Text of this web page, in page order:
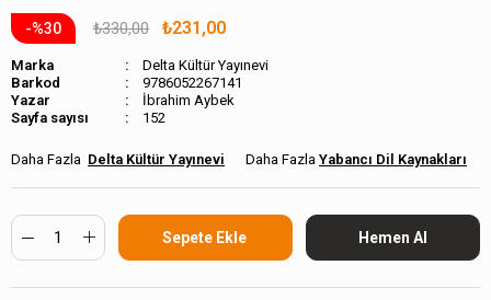
30 ₺330,00 ₺231,00
Marka
Delta Kültür Yayınevi
Barkod
9786052267141
İbrahim Aybek
Sayfa sayısı
152
Delta Kültür Yayınevi Yabancı Dil Kaynakları